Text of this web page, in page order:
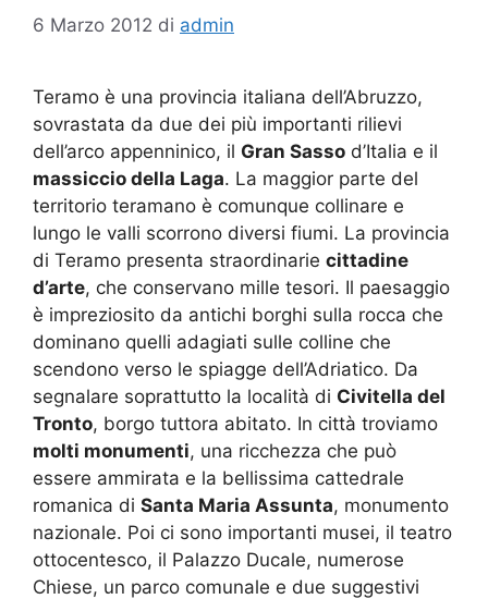
6 Marzo 2012 di admin
Teramo è una provincia italiana dell’Abruzzo,
sovrastata da due dei più importanti rilievi
dell’arco appenninico, il Gran Sasso d’Italia e il
massiccio della Laga. La maggior parte del
territorio teramano è comunque collinare e
lungo le valli scorrono diversi fiumi. La provincia
di Teramo presenta straordinarie cittadine
d’arte, che conservano mille tesori. Il paesaggio
è impreziosito da antichi borghi sulla rocca che
dominano quelli adagiati sulle colline che
scendono verso le spiagge dell’Adriatico. Da
segnalare soprattutto la località di Civitella del
Tronto, borgo tuttora abitato. In città troviamo
molti monumenti, una ricchezza che può
essere ammirata e la bellissima cattedrale
romanica di Santa Maria Assunta, monumento
nazionale. Poi ci sono importanti musei, il teatro
ottocentesco, il Palazzo Ducale, numerose
Chiese, un parco comunale e due suggestivi